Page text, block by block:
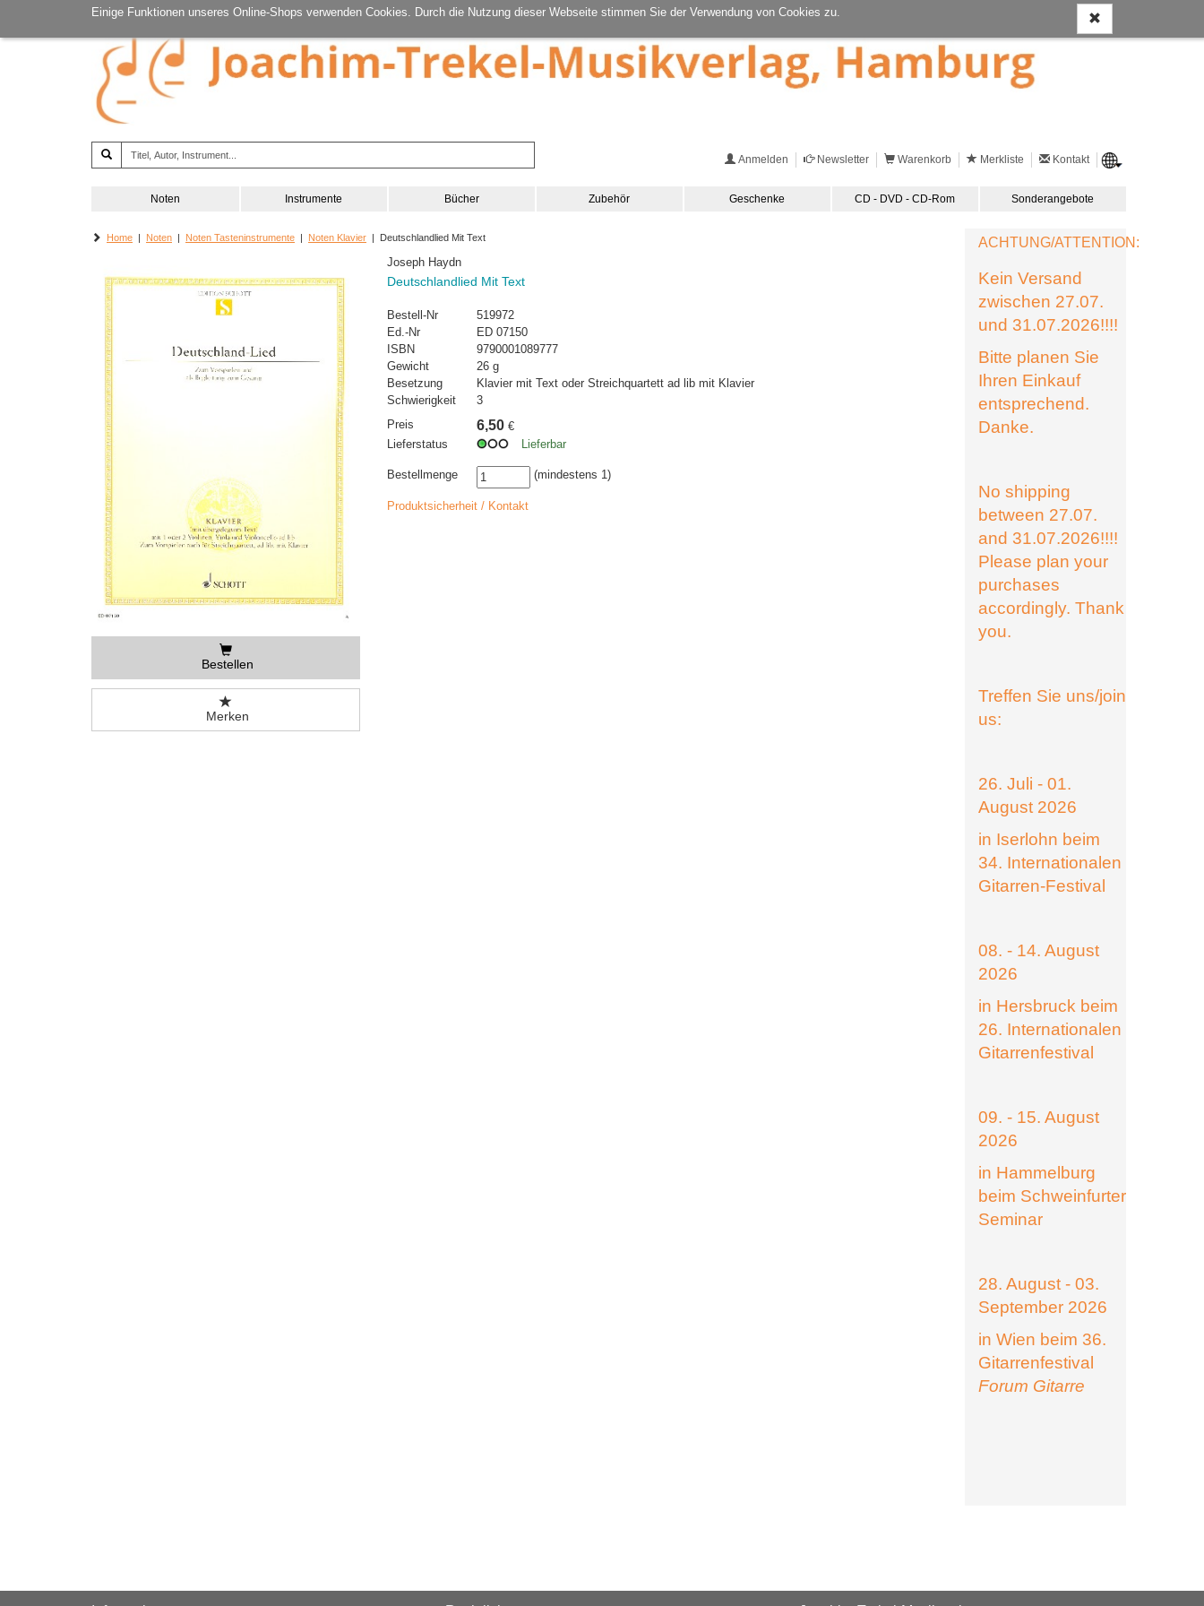
Einige Funktionen unseres Online-Shops verwenden Cookies. Durch die Nutzung dieser Webseite stimmen Sie der Verwendung von Cookies zu.
Anmelden Newsletter Warenkorb Merkliste Kontakt
Noten Instrumente Bücher Zubehör Geschenke CD - DVD - CD-Rom Sonderangebote
Home | Noten | Noten Tasteninstrumente | Noten Klavier | Deutschlandlied Mit Text
Bestellen
Merken
Joseph Haydn
Deutschlandlied Mit Text
Bestell-Nr
519972
Ed.-Nr
ED 07150
ISBN
9790001089777
Gewicht
26 g
Besetzung
Klavier mit Text oder Streichquartett ad lib mit Klavier
Schwierigkeit
3
Preis
6,50 €
Lieferstatus
Lieferbar
Bestellmenge (mindestens 1)
Produktsicherheit / Kontakt
ACHTUNG/ATTENTION:
Kein Versand
zwischen 27.07.
und 31.07.2026!!!!
Bitte planen Sie
Ihren Einkauf
entsprechend.
Danke.
No shipping
between 27.07.
and 31.07.2026!!!!
Please plan your
purchases
accordingly. Thank
you.
Treffen Sie uns/join
us:
26. Juli - 01.
August 2026
in Iserlohn beim
34. Internationalen
Gitarren-Festival
08. - 14. August
2026
in Hersbruck beim
26. Internationalen
Gitarrenfestival
09. - 15. August
2026
in Hammelburg
beim Schweinfurter
Seminar
28. August - 03.
September 2026
in Wien beim 36.
Gitarrenfestival
Forum Gitarre